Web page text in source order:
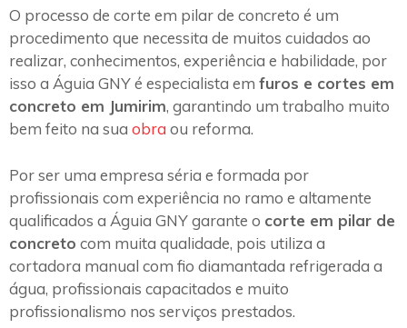
O processo de corte em pilar de concreto é um
procedimento que necessita de muitos cuidados ao
realizar, conhecimentos, experiência e habilidade, por
isso a Águia GNY é especialista em furos e cortes em
concreto em Jumirim, garantindo um trabalho muito
bem feito na sua obra ou reforma.
Por ser uma empresa séria e formada por
profissionais com experiência no ramo e altamente
qualificados a Águia GNY garante o corte em pilar de
concreto com muita qualidade, pois utiliza a
cortadora manual com fio diamantada refrigerada a
água, profissionais capacitados e muito
profissionalismo nos serviços prestados.